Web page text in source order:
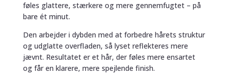
føles glattere, stærkere og mere gennemfugtet – på
bare ét minut.
Den arbejder i dybden med at forbedre hårets struktur
og udglatte overfladen, så lyset reflekteres mere
jævnt. Resultatet er et hår, der føles mere ensartet
og får en klarere, mere spejlende finish.